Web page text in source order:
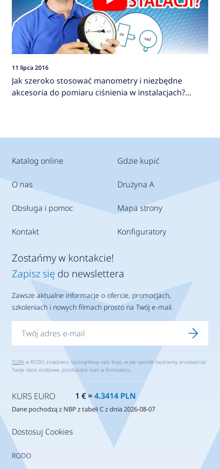
11 lipca 2016
Jak szeroko stosować manometry i niezbędne
akcesoria do pomiaru ciśnienia w instalacjach?
Katalog online
O nas
Obsługa i pomoc
Kontakt
Gdzie kupić
Drużyna A
Mapa strony
Konfiguratory
Dostosuj Cookies
RODO
Zostańmy w kontakcie!
Zapisz się do newslettera
Zawsze aktualne informacje o ofercie, promocjach,
szkoleniach i nowych filmach prosto na Twój e-mail.
TUTAJ w RODO znajdziesz szczegółowy opis tego, w jaki sposób będziemy przetwarzać
Twoje dane osobowe, przekazane nam w formularzu.
KURS EURO 1 € =4.3414 PLN
Dane pochodzą z NBP z tabeli C z dnia 2026-08-07